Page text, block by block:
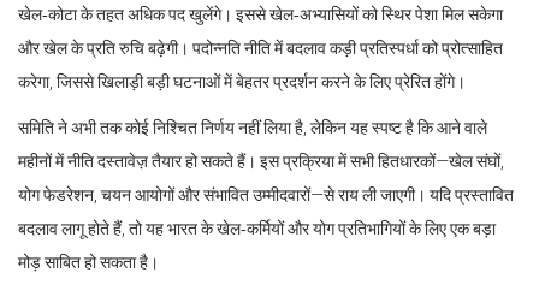
खेल‑कोटा के तहत अधिक पद खुलेंगे। इससे खेल‑अभ्यासियों को स्थिर पेशा मिल सकेगा
और खेल के प्रति रुचि बढ़ेगी। पदोन्नति नीति में बदलाव कड़ी प्रतिस्पर्धा को प्रोत्साहित
करेगा, जिससे खिलाड़ी बड़ी घटनाओं में बेहतर प्रदर्शन करने के लिए प्रेरित होंगे।
समिति ने अभी तक कोई निश्चित निर्णय नहीं लिया है, लेकिन यह स्पष्ट है कि आने वाले
महीनों में नीति दस्तावेज़ तैयार हो सकते हैं। इस प्रक्रिया में सभी हितधारकों—खेल संघों,
योग फेडरेशन, चयन आयोगों और संभावित उम्मीदवारों—से राय ली जाएगी। यदि प्रस्तावित
बदलाव लागू होते हैं, तो यह भारत के खेल‑कर्मियों और योग प्रतिभागियों के लिए एक बड़ा
मोड़ साबित हो सकता है।